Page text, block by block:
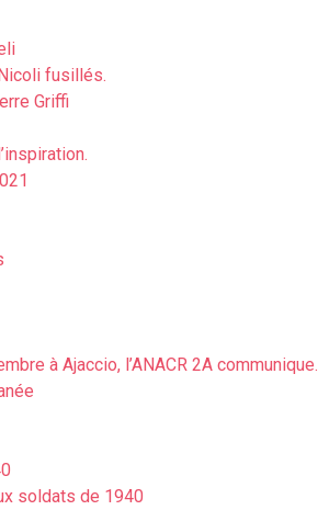
fusillés.
Griffi
à Ajaccio, l’ANACR 2A communique.
soldats de 1940